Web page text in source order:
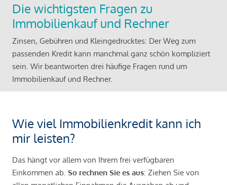
Die wichtigsten Fragen zu
Immobilienkauf und Rechner
Zinsen, Gebühren und Kleingedrucktes: Der Weg zum
passenden Kredit kann manchmal ganz schön kompliziert
sein. Wir beantworten drei häufige Fragen rund um
Immobilienkauf und Rechner.
Wie viel Immobilienkredit kann ich
mir leisten?
Das hängt vor allem von Ihrem frei verfügbaren
Einkommen ab. So rechnen Sie es aus: Ziehen Sie von